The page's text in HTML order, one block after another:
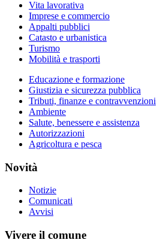
Vita lavorativa
Imprese e commercio
Appalti pubblici
Catasto e urbanistica
Turismo
Mobilità e trasporti
Educazione e formazione
Giustizia e sicurezza pubblica
Tributi, finanze e contravvenzioni
Ambiente
Salute, benessere e assistenza
Autorizzazioni
Agricoltura e pesca
Novità
Notizie
Comunicati
Avvisi
Vivere il comune